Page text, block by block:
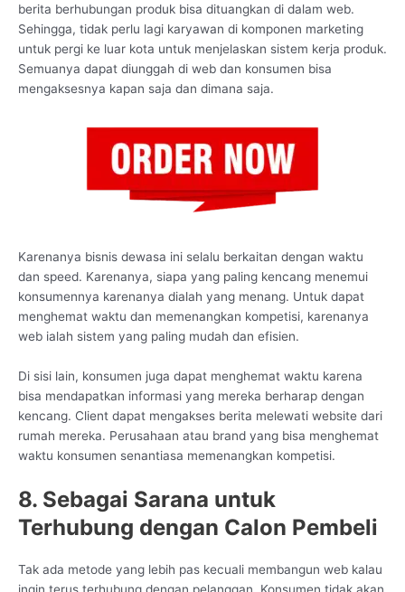
berita berhubungan produk bisa dituangkan di dalam web.
Sehingga, tidak perlu lagi karyawan di komponen marketing
untuk pergi ke luar kota untuk menjelaskan sistem kerja produk.
Semuanya dapat diunggah di web dan konsumen bisa
mengaksesnya kapan saja dan dimana saja.
Karenanya bisnis dewasa ini selalu berkaitan dengan waktu
dan speed. Karenanya, siapa yang paling kencang menemui
konsumennya karenanya dialah yang menang. Untuk dapat
menghemat waktu dan memenangkan kompetisi, karenanya
web ialah sistem yang paling mudah dan efisien.
Di sisi lain, konsumen juga dapat menghemat waktu karena
bisa mendapatkan informasi yang mereka berharap dengan
kencang. Client dapat mengakses berita melewati website dari
rumah mereka. Perusahaan atau brand yang bisa menghemat
waktu konsumen senantiasa memenangkan kompetisi.
8. Sebagai Sarana untuk
Terhubung dengan Calon Pembeli
Tak ada metode yang lebih pas kecuali membangun web kalau
ingin terus terhubung dengan pelanggan. Konsumen tidak akan